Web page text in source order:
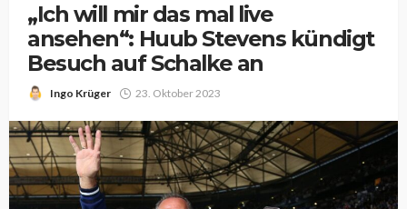
„Ich will mir das mal live
ansehen“: Huub Stevens kündigt
Besuch auf Schalke an
Ingo Krüger 23. Oktober 2023